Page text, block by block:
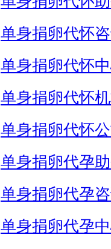
单身捐卵代怀
单身捐卵代怀
单身捐卵代怀
单身捐卵代怀公
单身捐卵代孕
单身捐卵代孕
单身捐卵代孕